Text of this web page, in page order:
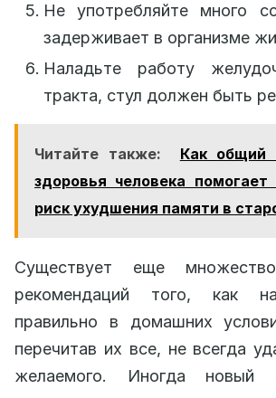
Не употребляйте много
задерживает в организме
Наладьте работу
тракта, стул должен быть
Читайте также:
Как общий
здоровья человека помогает
риск ухудшения памяти в
Существует еще
рекомендаций того, как
правильно в домашних
перечитав их все, не всегда
желаемого. Иногда новый